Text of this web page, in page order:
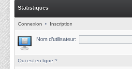
Statistiques
Connexion • Inscription
Nom d’utilisateur:
Qui est en ligne ?